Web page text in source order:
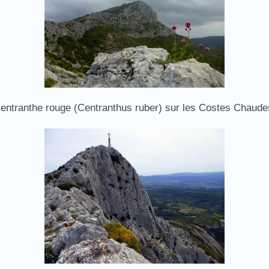
rouge (Centranthus ruber) sur les Costes